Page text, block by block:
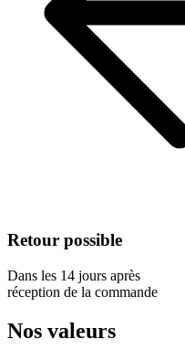
Retour possible
Dans les 14 jours après
réception de la commande
Nos valeurs